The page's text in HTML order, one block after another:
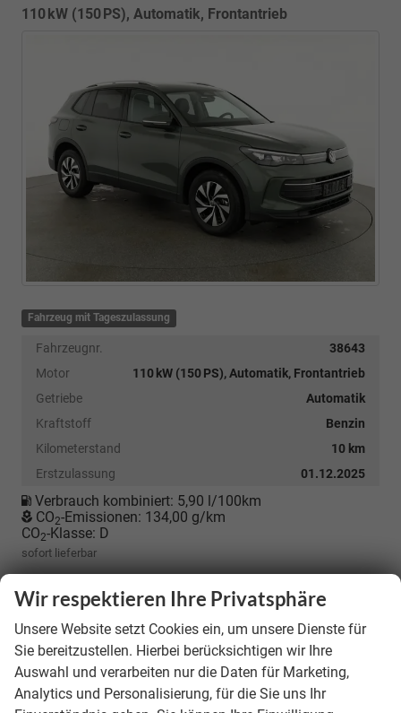
110 kW (150 PS), Automatik, Frontantrieb
Fahrzeug mit Tageszulassung
Fahrzeugnr.
38643
Motor
110 kW (150 PS), Automatik, Frontantrieb
Getriebe
Automatik
Kraftstoff
Benzin
Kilometerstand
10 km
Erstzulassung
01.12.2025
Verbrauch kombiniert: 5,90 l/100km
CO2-Emissionen: 134,00 g/km
CO2-Klasse: D
sofort lieferbar
38.195,– €
incl. 19% MwSt.
Details
Kostenloser Rückruf-Service
PDF-Datei, Fahrzeugexposé drucken
Fahrzeug parken
Wir respektieren Ihre Privatsphäre
Unsere Website setzt Cookies ein, um unsere Dienste für
Sie bereitzustellen. Hierbei berücksichtigen wir Ihre
Auswahl und verarbeiten nur die Daten für Marketing,
Analytics und Personalisierung, für die Sie uns Ihr